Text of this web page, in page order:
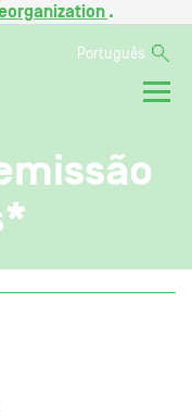
.
Português